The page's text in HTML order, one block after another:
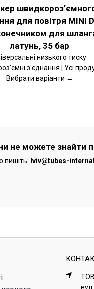
для повітря MINI
для
латунь, 35 бар
низького тиску
з'єднання | Усі
Вибрати варіанти →
не можете знайти
пишіть: lviv@tubes-